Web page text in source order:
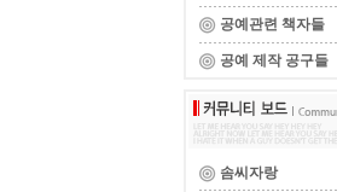
공예관련 책자들
공예 제작 공구들
솜씨자랑